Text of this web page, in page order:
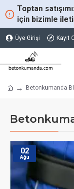
Toptan
için bizimle
Üye Girişi Kayıt
Betonkumanda
02
Ağu